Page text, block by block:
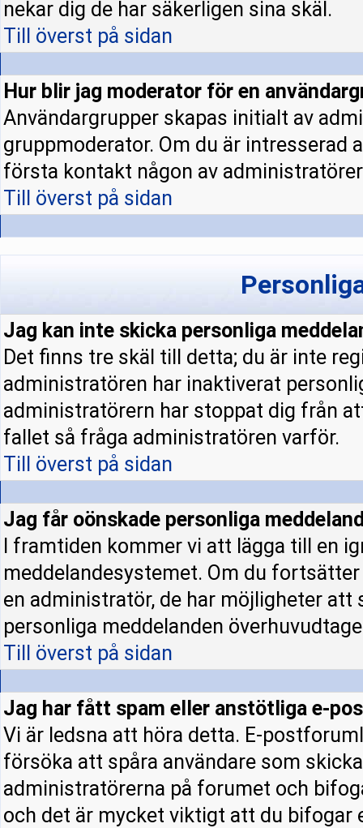
nekar dig de har säkerligen sina skäl.
Till överst på sidan
Hur blir jag moderator för en
Användargrupper skapas initialt av
gruppmoderator. Om du är intresserad
första kontakt någon av
Till överst på sidan
Jag kan inte skicka personliga
Det finns tre skäl till detta; du är inte
administratören har inaktiverat
administratörern har stoppat dig från
fallet så fråga administratören varför.
Till överst på sidan
Jag får oönskade personliga
I framtiden kommer vi att lägga till en
meddelandesystemet. Om du
en administratör, de har möjligheter
personliga meddelanden
Till överst på sidan
Jag har fått spam eller anstötliga e-
Vi är ledsna att höra detta. E-
försöka att spåra användare som
administratörerna på forumet och
och det är mycket viktigt att du bifogar